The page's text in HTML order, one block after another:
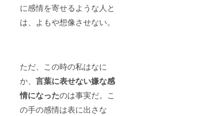
に感情を寄せるような人と
は、よもや想像させない。
ただ、この時の私はなに
か、 言葉に表せない嫌な感
情になったのは事実だ。こ
の手の感情は表に出さな